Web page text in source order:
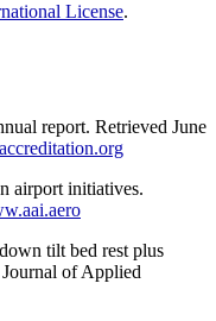
License.
report. Retrieved June
airport initiatives.
tilt bed rest plus
of Applied